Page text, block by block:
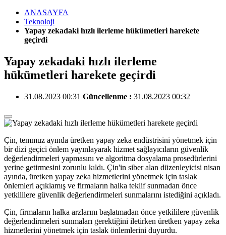
ANASAYFA
Teknoloji
Yapay zekadaki hızlı ilerleme hükümetleri harekete
geçirdi
Yapay zekadaki hızlı ilerleme
hükümetleri harekete geçirdi
31.08.2023 00:31 Güncellenme : 31.08.2023 00:32
Çin, temmuz ayında üretken yapay zeka endüstrisini yönetmek için
bir dizi geçici önlem yayınlayarak hizmet sağlayıcıların güvenlik
değerlendirmeleri yapmasını ve algoritma dosyalama prosedürlerini
yerine getirmesini zorunlu kıldı. Çin'in siber alan düzenleyicisi nisan
ayında, üretken yapay zeka hizmetlerini yönetmek için taslak
önlemleri açıklamış ve firmaların halka teklif sunmadan önce
yetkililere güvenlik değerlendirmeleri sunmalarını istediğini açıkladı.
Çin, firmaların halka arzlarını başlatmadan önce yetkililere güvenlik
değerlendirmeleri sunmaları gerektiğini iletirken üretken yapay zeka
hizmetlerini yönetmek için taslak önlemlerini duyurdu.